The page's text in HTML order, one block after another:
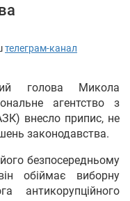
телеграм-канал
голова Микола
агентство з
внесло припис, не
законодавства.
безпосередньому
обіймає виборну